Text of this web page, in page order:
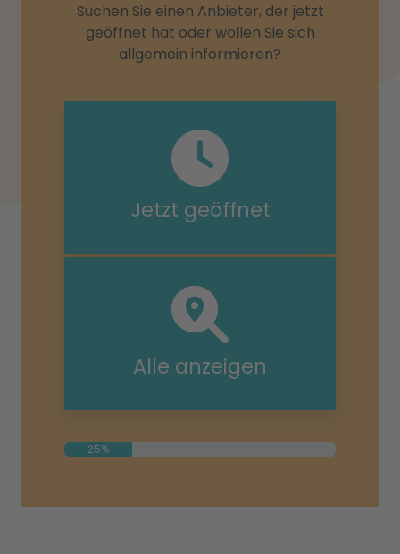
Suchen Sie einen Anbieter, der jetzt
geöffnet hat oder wollen Sie sich
allgemein informieren?
Jetzt geöffnet
Alle anzeigen
25%